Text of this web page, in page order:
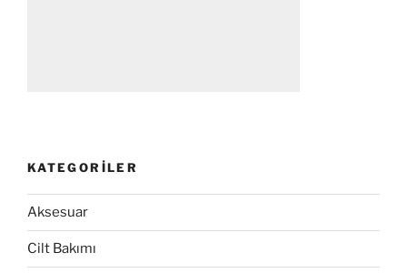
KATEGORILER
Aksesuar
Cilt Bakımı